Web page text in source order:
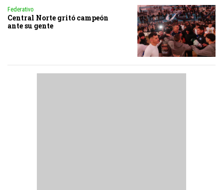
Federativo
Central Norte gritó campeón
ante su gente